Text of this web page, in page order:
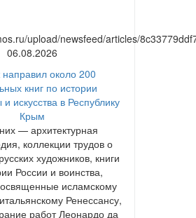
06.08.2026
около 200
книг по истории
и искусства в Республику
Крым
— архитектурная
коллекции трудов о
художников, книги
России и воинства,
исламскому
Ренессансу,
работ Леонардо да